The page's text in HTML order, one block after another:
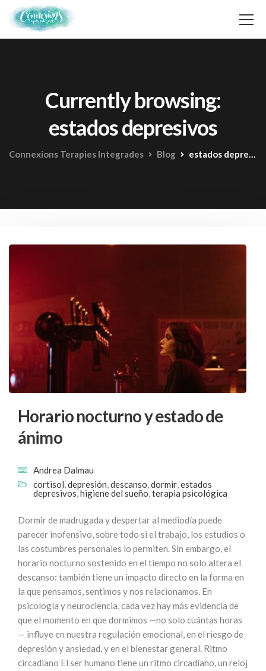
Currently browsing:
estados depresivos
Connexions Terapies Integrades Blog estados depresivos
Horario nocturno y estado de
ánimo
Andrea Dalmau
cortisol,depresión,descanso,dormir,estados
depresivos,higiene del sueño,terapia psicológica
Dormir de madrugada y despertar al mediodía puede
parecer inofensivo, sobre todo si el trabajo, los estudios o
las costumbres personales lo permiten. Sin embargo, el
horario nocturno sostenido en el tiempo no solo altera el
descanso: también tiene un impacto directo en la forma en
la que pensamos, sentimos y nos relacionamos. En
psicología y neurociencia, cada vez hay más evidencia de
que el momento en que dormimos —no solo cuántas horas
— influye en nuestra regulación emocional, en el riesgo de
depresión y ansiedad, y en el bienestar general. Ritmo
circadiano El ser humano tiene un ritmo circadiano, un reloj